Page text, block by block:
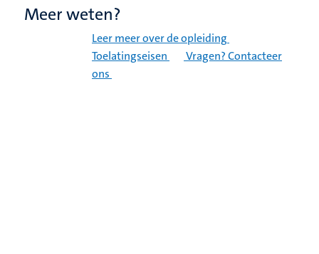
Meer weten?
Leer meer over de opleiding
Toelatingseisen
Vragen? Contacteer
ons